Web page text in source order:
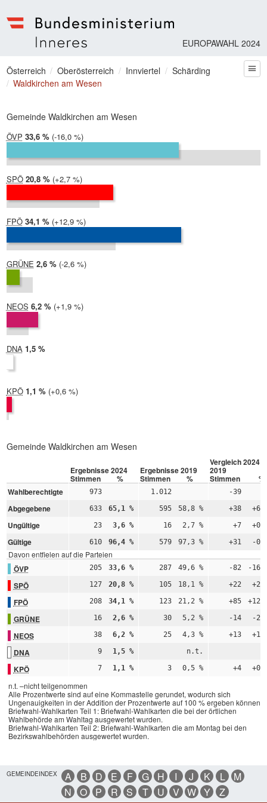
EUROPAWAHL 2024
Sie befinden sich hier
Österreich Oberösterreich Innviertel
Schärding
Waldkirchen am Wesen
Gemeinde Waldkirchen am Wesen
ÖVP 2024:
33,6 %
2019:
49,6 %
Differenz:
-16,0 %
SPÖ 2024:
20,8 %
2019:
18,1 %
Differenz:
+2,7 %
FPÖ 2024:
34,1 %
2019:
21,2 %
Differenz:
+12,9 %
GRÜNE 2024:
2,6 % Differenz:
-2,6 %
NEOS 2024:
6,2 % Differenz:
+1,9 %
DNA 2024:
1,5 %
KPÖ 2024:
1,1 % Differenz:
+0,6 %
Gemeinde Waldkirchen am Wesen
Ergebnisse 2024 Ergebnisse 2019
Vergleich 2024 –
2019
Stimmen % Stimmen % Stimmen
%
Wahlberechtigte
973 1.012 -39
Abgegebene 633 65,1 % 595 58,8 % +38
Ungültige 23 3,6 % 16 2,7 % +7
Gültige 610 96,4 % 579 97,3 % +31 -
Davon entfielen auf die Parteien
ÖVP 205 33,6 % 287 49,6 % -82 -
SPÖ 127 20,8 % 105 18,1 % +22
FPÖ 208 34,1 % 123 21,2 % +85
GRÜNE 16 2,6 % 30 5,2 % -14 -
NEOS 38 6,2 % 25 4,3 % +13
DNA 9 1,5 % n.t.
KPÖ 7 1,1 % 3 0,5 % +4
n.t. –nicht teilgenommen
Alle Prozentwerte sind auf eine Kommastelle gerundet, wodurch sich
Ungenauigkeiten in der Addition der Prozentwerte auf 100 % ergeben können.
Briefwahl-Wahlkarten Teil 1: Briefwahl-Wahlkarten die bei der örtlichen
Wahlbehörde am Wahltag ausgewertet wurden.
Briefwahl-Wahlkarten Teil 2: Briefwahl-Wahlkarten die am Montag bei den
Bezirkswahlbehörden ausgewertet wurden.
GEMEINDEINDEX A B D E F G H I J K L
M
N
O P R S T U V W Y Z